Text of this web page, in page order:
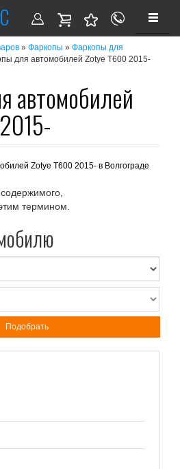
» Фаркопы » Фаркопы для
для автомобилей Zotye T600 2015-
автомобилей
Zotye T600 2015- в Волгограде
термином.
Подобрать